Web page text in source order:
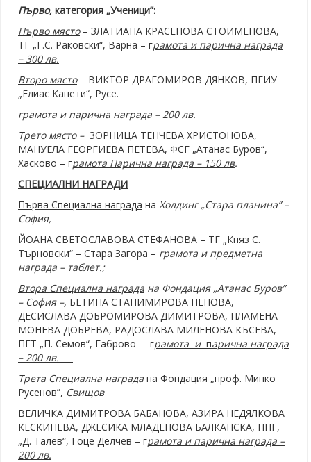
Първо, категория „Ученици”:
Първо място– ЗЛАТИАНА КРАСЕНОВА СТОИМЕНОВА,
ТГ „Г.С. Раковски“, Варна – грамота и парична награда
– 300 лв.
Второ място– ВИКТОР ДРАГОМИРОВ ДЯНКОВ, ПГИУ
„Елиас Канети“, Русе.
грамота и парична награда – 200 лв.
Трето място – ЗОРНИЦА ТЕНЧЕВА ХРИСТОНОВА,
МАНУЕЛА ГЕОРГИЕВА ПЕТЕВА, ФСГ „Атанас Буров“,
Хасково – грамота Парична награда – 150 лв.
СПЕЦИАЛНИ НАГРАДИ
Първа Специална награда на Холдинг „Стара планина” –
София,
ЙОАНА СВЕТОСЛАВОВА СТЕФАНОВА – ТГ „Княз С.
Търновски“ – Стара Загора – грамота и предметна
награда – таблет.;
Втора Специална награда на Фондация „Атанас Буров”
– София–, БЕТИНА СТАНИМИРОВА НЕНОВА,
ДЕСИСЛАВА ДОБРОМИРОВА ДИМИТРОВА, ПЛАМЕНА
МОНЕВА ДОБРЕВА, РАДОСЛАВА МИЛЕНОВА КЪСЕВА,
ПГТ „П. Семов“, Габрово – грамота и парична награда
– 200 лв.
Трета Специална награда на Фондация „проф. Минко
Русенов”, Свищов
ВЕЛИЧКА ДИМИТРОВА БАБАНОВА, АЗИРА НЕДЯЛКОВА
КЕСКИНЕВА, ДЖЕСИКА МЛАДЕНОВА БАЛКАНСКА, НПГ,
„Д. Талев“, Гоце Делчев – грамота и парична награда –
200 лв.